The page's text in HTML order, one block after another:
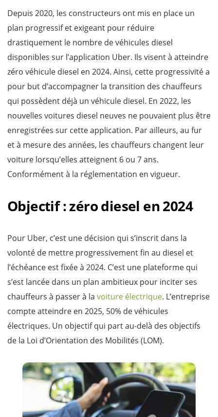
Depuis 2020, les constructeurs ont mis en place un
plan progressif et exigeant pour réduire
drastiquement le nombre de véhicules diesel
disponibles sur l’application Uber. Ils visent à atteindre
zéro véhicule diesel en 2024. Ainsi, cette progressivité a
pour but d’accompagner la transition des chauffeurs
qui possèdent déjà un véhicule diesel. En 2022, les
nouvelles voitures diesel neuves ne pouvaient plus être
enregistrées sur cette application. Par ailleurs, au fur
et à mesure des années, les chauffeurs changent leur
voiture lorsqu’elles atteignent 6 ou 7 ans.
Conformément à la réglementation en vigueur.
Objectif : zéro diesel en 2024
Pour Uber, c’est une décision qui s’inscrit dans la
volonté de mettre progressivement fin au diesel et
l’échéance est fixée à 2024. C’est une plateforme qui
s’est lancée dans un plan ambitieux pour inciter ses
chauffeurs à passer à la voiture électrique. L’entreprise
compte atteindre en 2025, 50% de véhicules
électriques. Un objectif qui part au-delà des objectifs
de la Loi d’Orientation des Mobilités (LOM).